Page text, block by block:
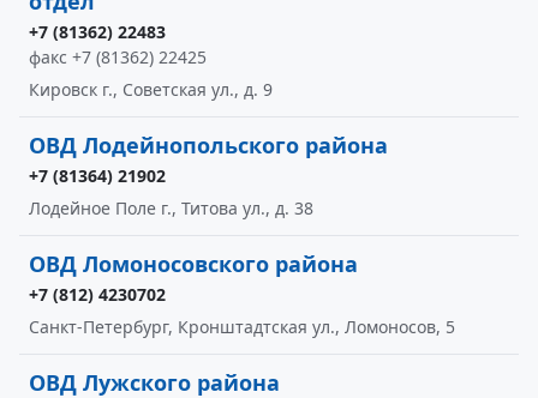
+7 (81362) 22483
факс +7 (81362) 22425
Кировск г., Советская ул., д. 9
ОВД Лодейнопольского района
+7 (81364) 21902
Лодейное Поле г., Титова ул., д. 38
ОВД Ломоносовского района
+7 (812) 4230702
Санкт-Петербург, Кронштадтская ул., Ломоносов, 5
ОВД Лужского района